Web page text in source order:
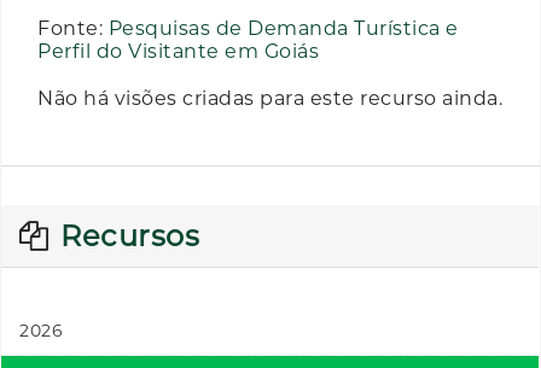
Fonte: Pesquisas de Demanda Turística e
Perfil do Visitante em Goiás
Não há visões criadas para este recurso ainda.
Recursos
2026